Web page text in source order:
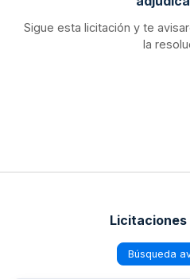
Sigue esta licitación y te
la
Licitaciones
Búsqueda